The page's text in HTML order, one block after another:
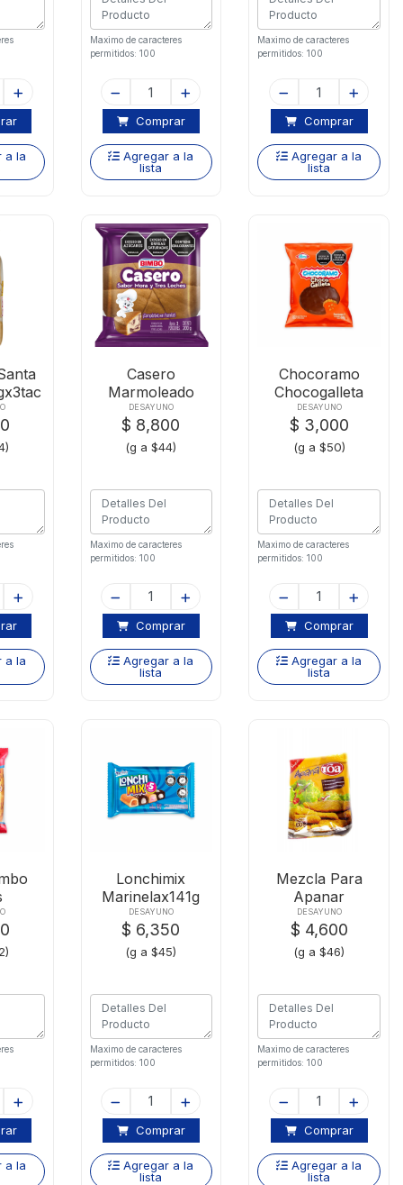
a la
Maximo de caracteres
permitidos: 100
Comprar
Agregar a la
lista
Maximo de caracteres
permitidos: 100
Comprar
Agregar a la
lista
a la
Casero
Marmoleado
Mora 1p 200g
Flow Bim
DESAYUNO
$ 8,800
(g a $44)
Maximo de caracteres
permitidos: 100
Comprar
Agregar a la
lista
Chocoramo
Chocogalleta
Ramox60 Gr
DESAYUNO
$ 3,000
(g a $50)
Maximo de caracteres
permitidos: 100
Comprar
Agregar a la
lista
a la
Lonchimix
Marinelax141g
DESAYUNO
$ 6,350
(g a $45)
Maximo de caracteres
permitidos: 100
Comprar
Agregar a la
lista
Mezcla Para
Apanar
Apanaroax100g
DESAYUNO
$ 4,600
(g a $46)
Maximo de caracteres
permitidos: 100
Comprar
Agregar a la
lista